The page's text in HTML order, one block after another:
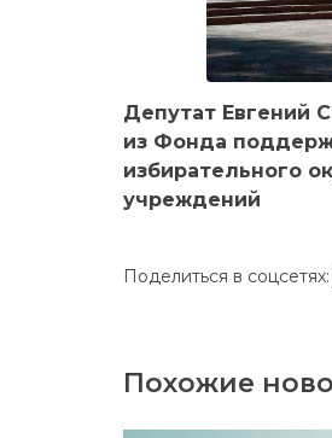
Депутат Евгений
из Фонда
избирательного
учреждений
Поделиться в соцсетях:
Похожие